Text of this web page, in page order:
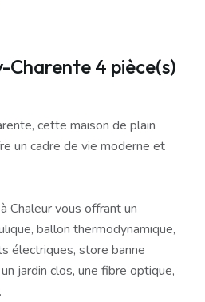
Charente 4 pièce(s)
cette maison de plain
un cadre de vie moderne et
Chaleur vous offrant un
ballon thermodynamique,
électriques, store banne
jardin clos, une fibre optique,